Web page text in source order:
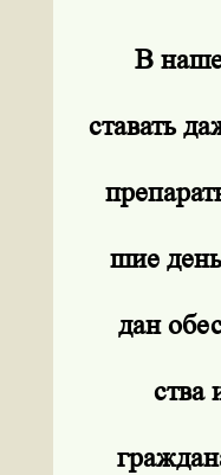
В
ставать
шие
дан
ства